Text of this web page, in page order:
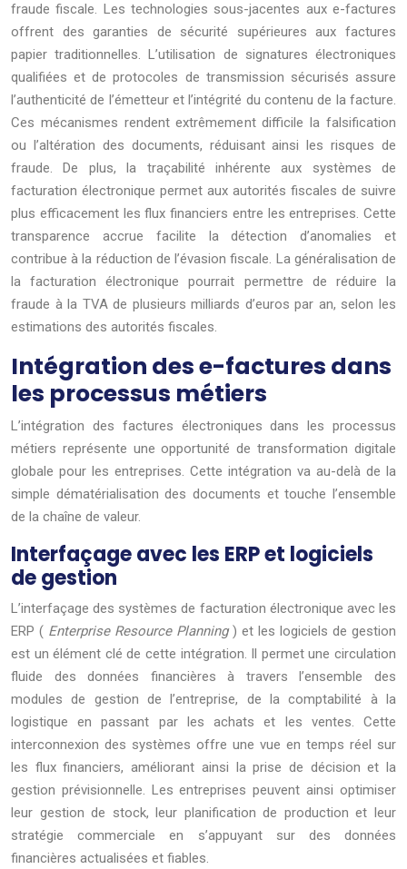
fraude fiscale. Les technologies sous-jacentes aux e-factures
offrent des garanties de sécurité supérieures aux factures
papier traditionnelles. L’utilisation de signatures électroniques
qualifiées et de protocoles de transmission sécurisés assure
l’authenticité de l’émetteur et l’intégrité du contenu de la facture.
Ces mécanismes rendent extrêmement difficile la falsification
ou l’altération des documents, réduisant ainsi les risques de
fraude. De plus, la traçabilité inhérente aux systèmes de
facturation électronique permet aux autorités fiscales de suivre
plus efficacement les flux financiers entre les entreprises. Cette
transparence accrue facilite la détection d’anomalies et
contribue à la réduction de l’évasion fiscale. La généralisation de
la facturation électronique pourrait permettre de réduire la
fraude à la TVA de plusieurs milliards d’euros par an, selon les
estimations des autorités fiscales.
Intégration des e-factures dans
les processus métiers
L’intégration des factures électroniques dans les processus
métiers représente une opportunité de transformation digitale
globale pour les entreprises. Cette intégration va au-delà de la
simple dématérialisation des documents et touche l’ensemble
de la chaîne de valeur.
Interfaçage avec les ERP et logiciels
de gestion
L’interfaçage des systèmes de facturation électronique avec les
ERP ( Enterprise Resource Planning) et les logiciels de gestion
est un élément clé de cette intégration. Il permet une circulation
fluide des données financières à travers l’ensemble des
modules de gestion de l’entreprise, de la comptabilité à la
logistique en passant par les achats et les ventes. Cette
interconnexion des systèmes offre une vue en temps réel sur
les flux financiers, améliorant ainsi la prise de décision et la
gestion prévisionnelle. Les entreprises peuvent ainsi optimiser
leur gestion de stock, leur planification de production et leur
stratégie commerciale en s’appuyant sur des données
financières actualisées et fiables.